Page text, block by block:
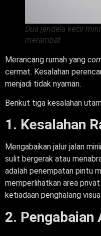
Dua jendela kecil
merambat
Merancang rumah yang
cermat. Kesalahan
menjadi tidak nyaman.
Berikut tiga kesalahan
1. Kesalahan
Mengabaikan jalur jalan
sulit bergerak atau
adalah penempatan pintu
memperlihatkan area
ketiadaan penghalang
2. Pengabaian